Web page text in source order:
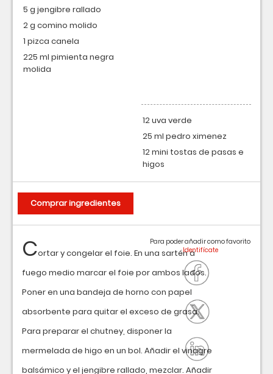
Cortar y congelar el foie. En una sartén a
fuego medio marcar el foie por ambos lados.
Poner en una bandeja de horno con papel
absorbente para quitar el exceso de grasa.
Para preparar el chutney, disponer la
mermelada de higo en un bol. Añadir el vinagre
balsámico y el jengibre rallado, mezclar. Añadir
Para poder añadir como favorito
5 g jengibre rallado
2 g comino molido
1 pizca canela
225 ml pimienta negra
molida
12 uva verde
25 ml pedro ximenez
12 mini tostas de pasas e
higos
Comprar ingredientes